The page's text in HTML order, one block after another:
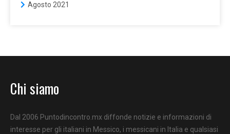
Agosto 2021
Chi siamo
Dal 2006 Puntodincontro.mx diffonde notizie e informazioni di
interesse per gli italiani in Messico, i messicani in Italia e qualsiasi